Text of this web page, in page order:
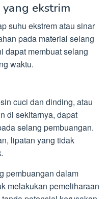
ekstrim
suhu ekstrem atau sinar
pada material selang
dapat membuat selang
waktu.
cuci dan dinding, atau
di sekitarnya, dapat
selang pembuangan.
lipatan yang tidak
pembuangan dalam
melakukan pemeliharaan